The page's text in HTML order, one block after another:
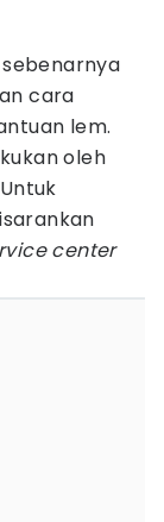
sebenarnya
cara
lem.
oleh
center